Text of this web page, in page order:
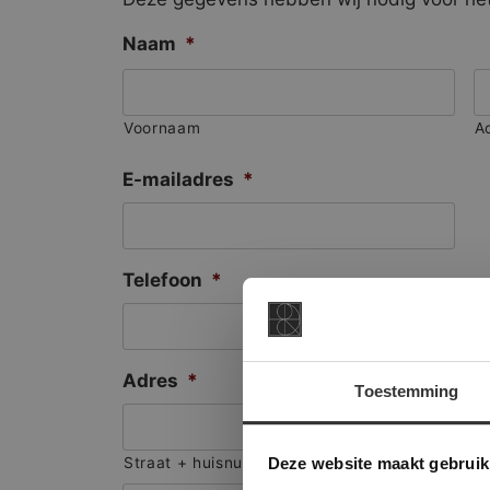
Toestemming
Deze website maakt
Naam *
Voornaam
E-mailadres *
Telefoon *
Adres *
Straat + huisnummer
Deze
onze